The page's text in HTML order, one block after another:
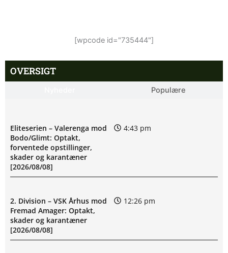
[wpcode id="735444"]
OVERSIGT
Populære
Eliteserien – Valerenga mod
Bodo/Glimt: Optakt,
forventede opstillinger,
skader og karantæner
[2026/08/08]
4:43 pm
2. Division – VSK Århus mod
Fremad Amager: Optakt,
skader og karantæner
[2026/08/08]
12:26 pm